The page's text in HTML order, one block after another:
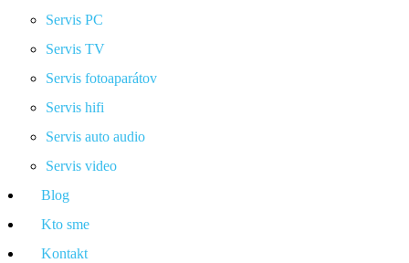
Servis PC
Servis TV
Servis fotoaparátov
Servis hifi
Servis auto audio
Servis video
Blog
Kto sme
Kontakt